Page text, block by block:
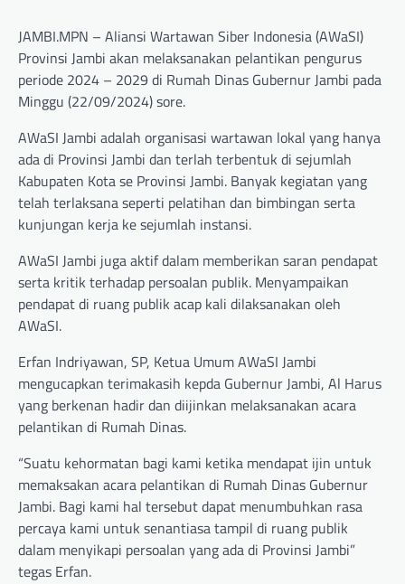
JAMBI.MPN – Aliansi Wartawan Siber Indonesia (AWaSI)
Provinsi Jambi akan melaksanakan pelantikan pengurus
periode 2024 – 2029 di Rumah Dinas Gubernur Jambi pada
Minggu (22/09/2024) sore.
AWaSI Jambi adalah organisasi wartawan lokal yang hanya
ada di Provinsi Jambi dan terlah terbentuk di sejumlah
Kabupaten Kota se Provinsi Jambi. Banyak kegiatan yang
telah terlaksana seperti pelatihan dan bimbingan serta
kunjungan kerja ke sejumlah instansi.
AWaSI Jambi juga aktif dalam memberikan saran pendapat
serta kritik terhadap persoalan publik. Menyampaikan
pendapat di ruang publik acap kali dilaksanakan oleh
AWaSI.
Erfan Indriyawan, SP, Ketua Umum AWaSI Jambi
mengucapkan terimakasih kepda Gubernur Jambi, Al Harus
yang berkenan hadir dan diijinkan melaksanakan acara
pelantikan di Rumah Dinas.
“Suatu kehormatan bagi kami ketika mendapat ijin untuk
memaksakan acara pelantikan di Rumah Dinas Gubernur
Jambi. Bagi kami hal tersebut dapat menumbuhkan rasa
percaya kami untuk senantiasa tampil di ruang publik
dalam menyikapi persoalan yang ada di Provinsi Jambi”
tegas Erfan.